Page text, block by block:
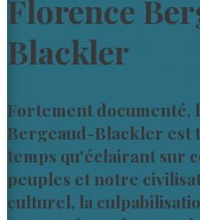
Florence
Blackler
Fortement documenté,
Bergeaud-Blackler est
temps qu'éclairant sur
peuples et notre
culturel, la